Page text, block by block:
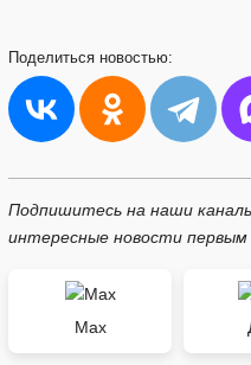
Поделиться новостью:
Подпишитесь на наши
интересные новости первым
Max